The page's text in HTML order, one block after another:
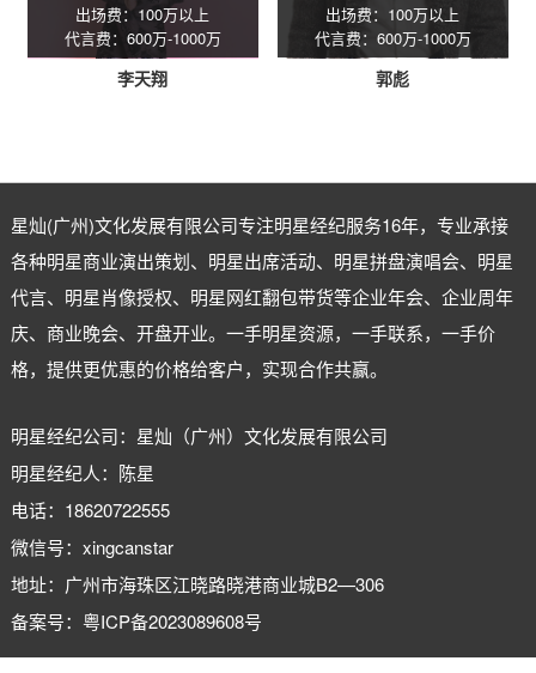
出场费：100万以上
代言费：600万-1000万
李天翔
出场费：100万以上
代言费：600万-1000万
郭彪
星灿(广州)文化发展有限公司专注明星经纪服务16年，专业承接
各种明星商业演出策划、明星出席活动、明星拼盘演唱会、明星
代言、明星肖像授权、明星网红翻包带货等企业年会、企业周年
庆、商业晚会、开盘开业。一手明星资源，一手联系，一手价
格，提供更优惠的价格给客户，实现合作共赢。
明星经纪公司：星灿（广州）文化发展有限公司
明星经纪人：陈星
电话：18620722555
微信号：xingcanstar
地址：广州市海珠区江晓路晓港商业城B2—306
备案号： 粤ICP备2023089608号